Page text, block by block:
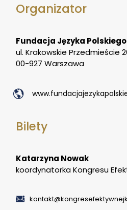
Organizator
Fundacja Języka Polskiego
ul. Krakowskie Przedmieście
00-927 Warszawa
Bilety
Katarzyna Nowak
koordynatorka Kongresu